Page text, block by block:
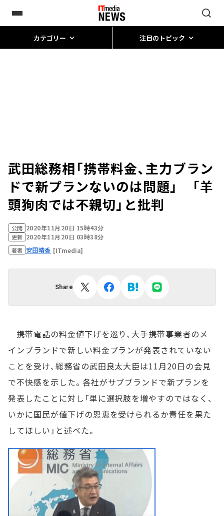
カテゴリー 注目のトピック
武田総務相「携帯料金、主力ブラン
ドで新プランないのは問題」 「羊
頭狗肉では不親切」と批判
公開 2020年11月20日 15時43分
更新 2020年11月20日 03時38分
著者 安田晴香 [ITmedia]
Share
携帯電話の料金値下げを巡り、大手携帯事業者のメ
インブランドで新しい料金プランが発表されていない
ことを受け、総務省の武田良太大臣は11月20日の会見
で不快感を示した。各社がサブブランドで新プランを
発表したことに対し「単に選択肢を増やすのではなく、
いかに国民が値下げの恩恵を受けられるか責任を果た
してほしい」と述べた。